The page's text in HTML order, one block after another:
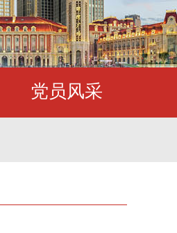
党员风采